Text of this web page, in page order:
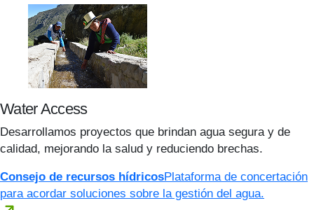
Water Access
Desarrollamos proyectos que brindan agua segura y de
calidad, mejorando la salud y reduciendo brechas.
Consejo de recursos hídricosPlataforma de concertación
para acordar soluciones sobre la gestión del agua.